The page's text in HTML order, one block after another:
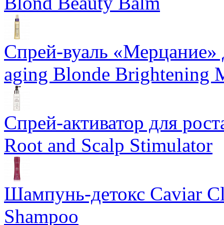
Спрей-вуаль «Мерцание»
aging Blonde Brightening
Спрей-активатор для
Root and Scalp Stimulator
Шампунь-детокс Caviar
Shampoo